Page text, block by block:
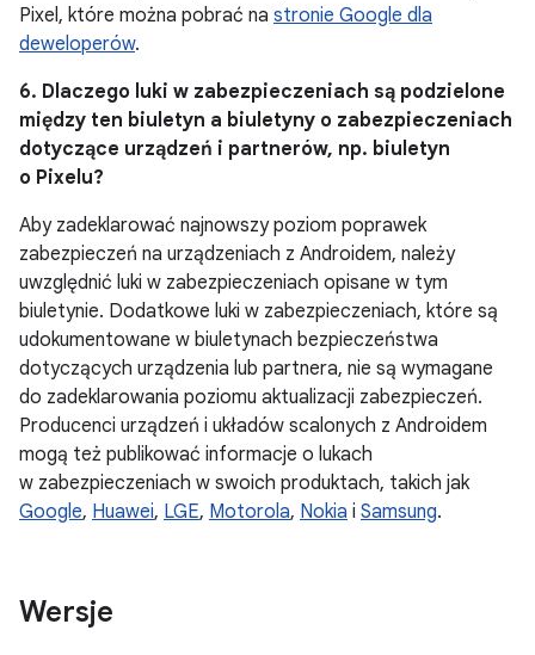
Pixel, które można pobrać na stronie Google dla
deweloperów.
6. Dlaczego luki w zabezpieczeniach są podzielone
między ten biuletyn a biuletyny o zabezpieczeniach
dotyczące urządzeń i partnerów, np. biuletyn
o Pixelu?
Aby zadeklarować najnowszy poziom poprawek
zabezpieczeń na urządzeniach z Androidem, należy
uwzględnić luki w zabezpieczeniach opisane w tym
biuletynie. Dodatkowe luki w zabezpieczeniach, które są
udokumentowane w biuletynach bezpieczeństwa
dotyczących urządzenia lub partnera, nie są wymagane
do zadeklarowania poziomu aktualizacji zabezpieczeń.
Producenci urządzeń i układów scalonych z Androidem
mogą też publikować informacje o lukach
w zabezpieczeniach w swoich produktach, takich jak
Google, Huawei, LGE, Motorola, Nokia i Samsung.
Wersje